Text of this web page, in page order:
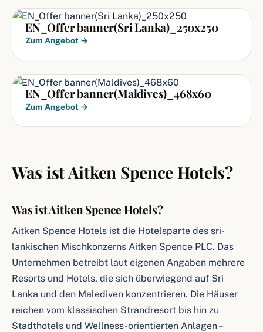
EN_Offer banner(Sri Lanka)_250x250
Zum Angebot →
EN_Offer banner(Maldives)_468x60
Zum Angebot →
Was ist Aitken Spence Hotels?
Was ist Aitken Spence Hotels?
Aitken Spence Hotels ist die Hotelsparte des sri-
lankischen Mischkonzerns Aitken Spence PLC. Das
Unternehmen betreibt laut eigenen Angaben mehrere
Resorts und Hotels, die sich überwiegend auf Sri
Lanka und den Malediven konzentrieren. Die Häuser
reichen vom klassischen Strandresort bis hin zu
Stadthotels und Wellness-orientierten Anlagen –